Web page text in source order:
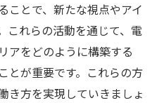
ことで、新たな視点やアイ
これらの活動を通じて、電
アをどのように構築する
とが重要です。これらの方
き方を実現していきましょ